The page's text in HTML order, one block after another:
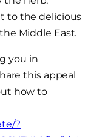
to the delicious
Middle East.
you in
this appeal
how to
?